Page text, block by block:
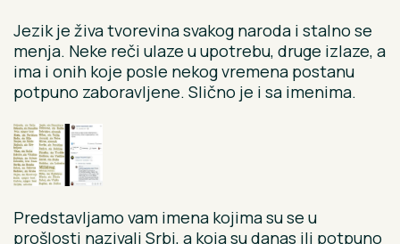
Jezik je živa tvorevina svakog naroda i stalno se
menja. Neke reči ulaze u upotrebu, druge izlaze, a
ima i onih koje posle nekog vremena postanu
potpuno zaboravljene. Slično je i sa imenima.
Predstavljamo vam imena kojima su se u
prošlosti nazivali Srbi, a koja su danas ili potpuno